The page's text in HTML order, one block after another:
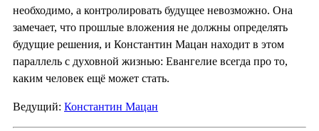
необходимо, а контролировать будущее невозможно. Она
замечает, что прошлые вложения не должны определять
будущие решения, и Константин Мацан находит в этом
параллель с духовной жизнью: Евангелие всегда про то,
каким человек ещё может стать.
Ведущий: Константин Мацан